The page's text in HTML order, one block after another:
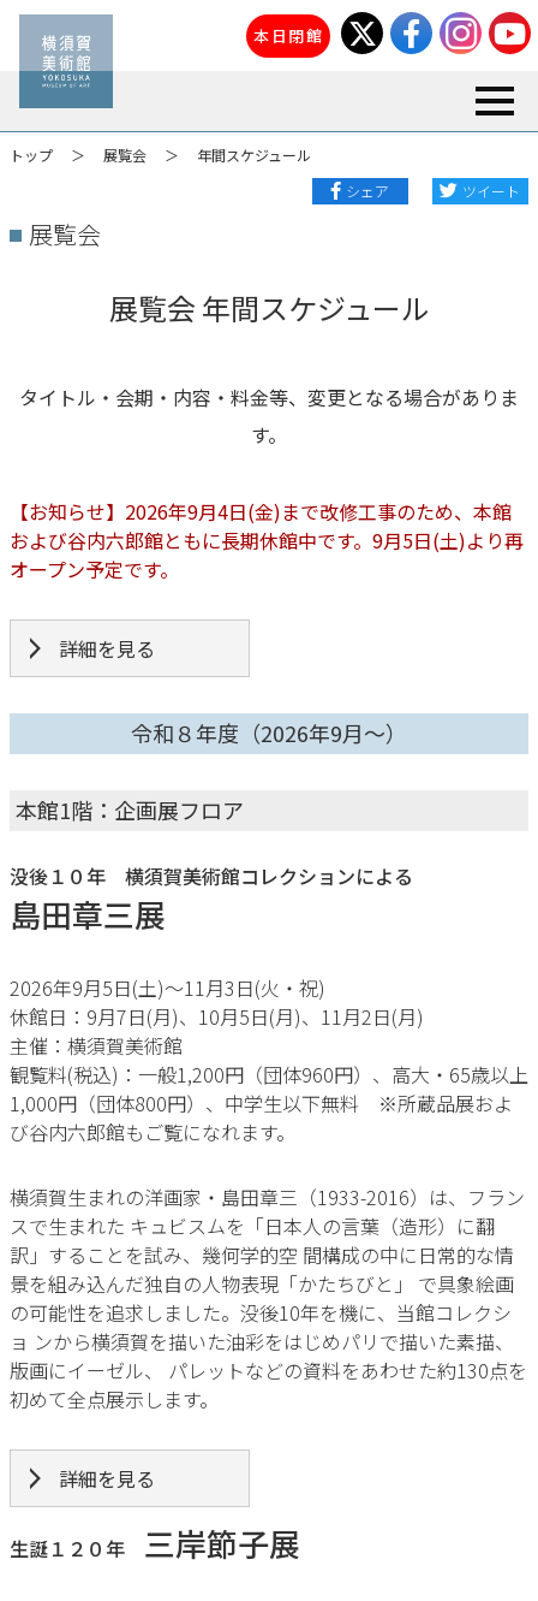
本日閉館
トップ 展覧会
年間スケジュール
シェア
ツイート
展覧会
展覧会 年間スケジュール
タイトル・会期・内容・料金等、変更となる場合がありま
す。
【お知らせ】2026年9月4日(金)まで改修工事のため、本館
および谷内六郎館ともに長期休館中です。9月5日(土)より再
オープン予定です。
詳細を見る
令和８年度（2026年9月～）
本館1階：企画展フロア
没後１０年 横須賀美術館コレクションによる
島田章三展
2026年9月5日(土)〜11月3日(火・祝)
休館日：9月7日(月)、10月5日(月)、11月2日(月)
主催：横須賀美術館
観覧料(税込)：一般1,200円（団体960円）、高大・65歳以上
1,000円（団体800円）、中学生以下無料 ※所蔵品展およ
び谷内六郎館もご覧になれます。
横須賀生まれの洋画家・島田章三（1933-2016）は、フラン
スで生まれた キュビスムを「日本人の言葉（造形）に翻
訳」することを試み、幾何学的空 間構成の中に日常的な情
景を組み込んだ独自の人物表現「かたちびと」 で具象絵画
の可能性を追求しました。没後10年を機に、当館コレクシ
ョ ンから横須賀を描いた油彩をはじめパリで描いた素描、
版画にイーゼル、 パレットなどの資料をあわせた約130点を
初めて全点展示します。
詳細を見る
生誕１２０年 三岸節子展